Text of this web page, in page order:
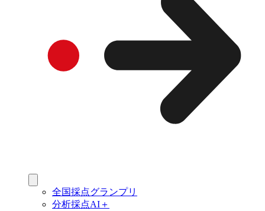
全国採点グランプリ
分析採点AI＋